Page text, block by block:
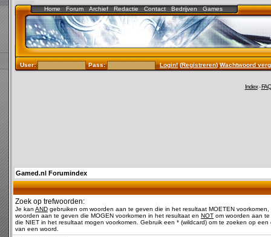
Home Forum Archief Redactie Contact Bedrijven Games
User: Pass: Login!(Registreren)Wachtwoord
Index-FAQ
Gamed.nl Forumindex
Zoek op trefwoorden:
Je kan AND gebruiken om woorden aan te geven die in het resultaat MOETEN voorkomen,
woorden aan te geven die MOGEN voorkomen in het resultaat en NOT om woorden aan
die NIET in het resultaat mogen voorkomen. Gebruik een * (wildcard) om te zoeken op een
van een woord.